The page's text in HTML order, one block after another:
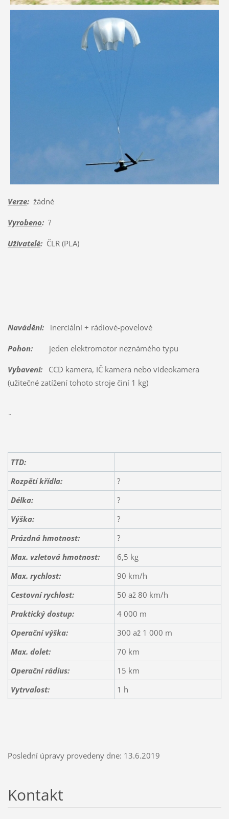
Verze:žádné
Vyrobeno:?
Uživatelé:ČLR (PLA)
Navádění:inerciální + rádiové-povelové
Pohon:jeden elektromotor neznámého typu
Vybavení:CCD kamera, IČ kamera nebo videokamera
(užitečné zatížení tohoto stroje činí 1 kg)
¨
TTD:
Rozpětí křídla:
?
Délka:
?
Výška:
?
Prázdná hmotnost:
?
Max. vzletová hmotnost:
6,5 kg
Max. rychlost:
90 km/h
Cestovní rychlost:
50 až 80 km/h
Praktický dostup:
4 000 m
Operační výška:
300 až 1 000 m
Max. dolet:
70 km
Operační rádius:
15 km
Vytrvalost:
1 h
Poslední úpravy provedeny dne: 13.6.2019
Kontakt